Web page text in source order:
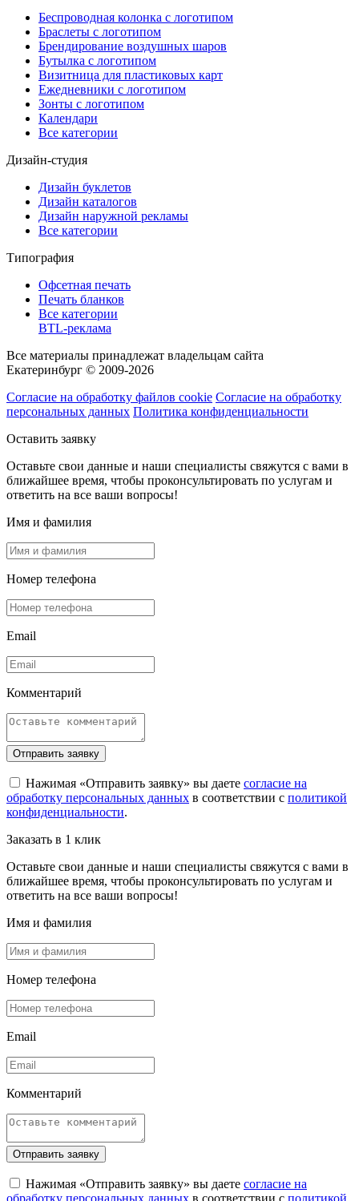
Беспроводная колонка с логотипом
Браслеты с логотипом
Брендирование воздушных шаров
Бутылка с логотипом
Визитница для пластиковых карт
Ежедневники с логотипом
Зонты с логотипом
Календари
Все категории
Дизайн-студия
Дизайн буклетов
Дизайн каталогов
Дизайн наружной рекламы
Все категории
Типография
Офсетная печать
Печать бланков
Все категории
BTL-реклама
Все материалы принадлежат владельцам сайта
Екатеринбург © 2009-2026
Согласие на обработку файлов cookie Согласие на обработку
персональных данных Политика конфиденциальности
Оставить заявку
Оставьте свои данные и наши специалисты свяжутся с вами в
ближайшее время, чтобы проконсультировать по услугам и
ответить на все ваши вопросы!
Имя и фамилия
Номер телефона
Email
Комментарий
Отправить заявку
Нажимая «Отправить заявку» вы даете согласие на
обработку персональных данных в соответствии с политикой
конфиденциальности.
Заказать в 1 клик
Оставьте свои данные и наши специалисты свяжутся с вами в
ближайшее время, чтобы проконсультировать по услугам и
ответить на все ваши вопросы!
Имя и фамилия
Номер телефона
Email
Комментарий
Отправить заявку
Нажимая «Отправить заявку» вы даете согласие на
обработку персональных данных в соответствии с политикой